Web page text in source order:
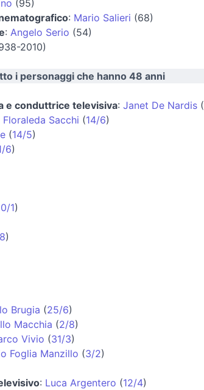
(95)
: Mario Salieri (68)
: Angelo Serio (54)
2010)
i personaggi che hanno 48 anni
e conduttrice televisiva: Janet De Nardis(
Floraleda Sacchi (14/6)
(14/5)
6)
1)
)
Brugia (25/6)
Macchia (2/8)
Vivio (31/3)
Foglia Manzillo (3/2)
: Luca Argentero (12/4)